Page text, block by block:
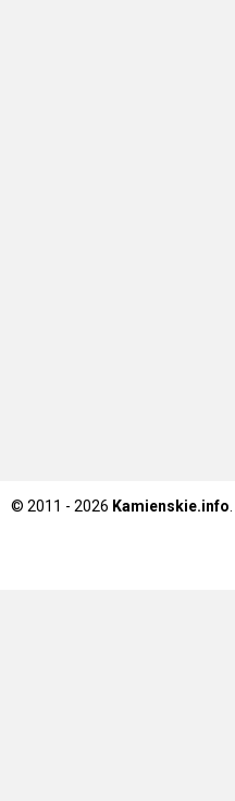
© 2011 - 2026 Kamienskie.info